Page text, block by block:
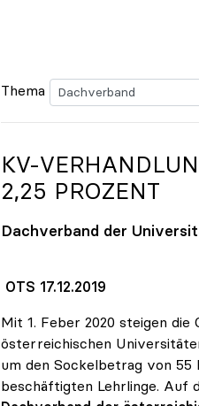
Thema
KV-
2,25 PROZENT
Dachverband der
OTS 17.12.2019
Mit 1. Feber 2020 steigen
österreichischen
um den Sockelbetrag von
beschäftigten Lehrlinge. Auf